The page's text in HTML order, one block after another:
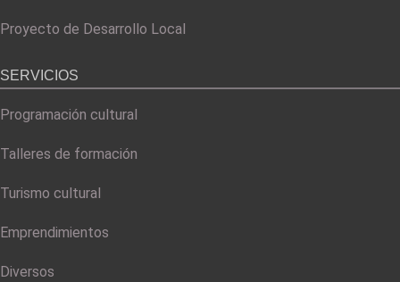
Proyecto de Desarrollo Local
SERVICIOS
Programación cultural
Talleres de formación
Turismo cultural
Emprendimientos
Diversos